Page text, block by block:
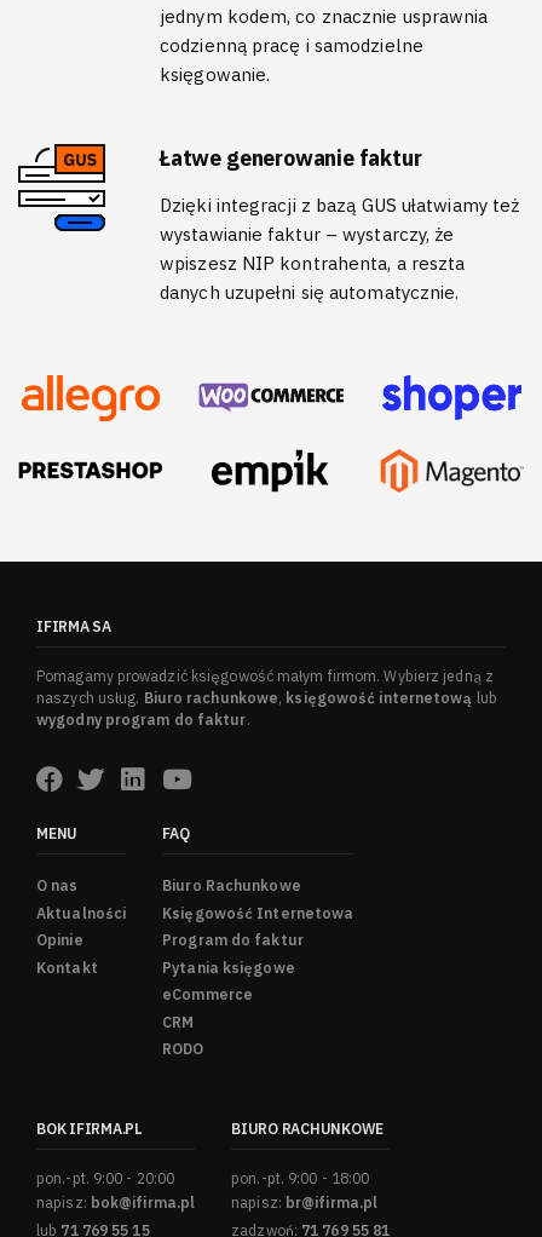
jednym kodem, co znacznie usprawnia
codzienną pracę i samodzielne
księgowanie.
Łatwe generowanie faktur
Dzięki integracji z bazą GUS ułatwiamy też
wystawianie faktur – wystarczy, że
wpiszesz NIP kontrahenta, a reszta
danych uzupełni się automatycznie.
IFIRMA SA
Pomagamy prowadzić księgowość małym firmom. Wybierz jedną z
naszych usług. Biuro rachunkowe, księgowość internetową lub
wygodny program do faktur.
MENU
O nas
Aktualności
Opinie
Kontakt
FAQ
Biuro Rachunkowe
Księgowość Internetowa
Program do faktur
Pytania księgowe
eCommerce
CRM
RODO
BOK IFIRMA.PL
pon.-pt. 9:00 - 20:00
napisz: bok@ifirma.pl
lub 71 769 55 15
BIURO RACHUNKOWE
pon.-pt. 9:00 - 18:00
napisz: br@ifirma.pl
zadzwoń: 71 769 55 81